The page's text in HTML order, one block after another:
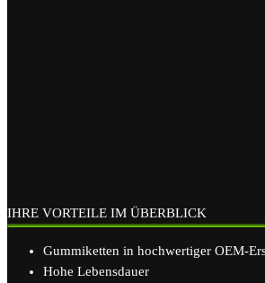
IHRE VORTEILE IM ÜBERBLICK
Gummiketten in hochwertiger OEM-
Hohe Lebensdauer